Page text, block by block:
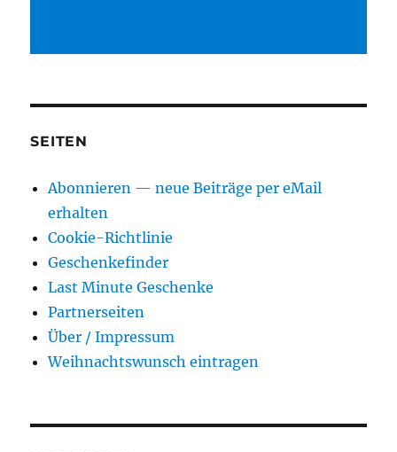
SEITEN
Abonnieren — neue Beiträge per eMail
erhalten
Cookie-Richtlinie
Geschenkefinder
Last Minute Geschenke
Partnerseiten
Über / Impressum
Weihnachtswunsch eintragen